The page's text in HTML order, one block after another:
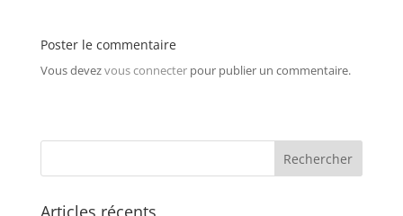
Poster le commentaire
Vous devezvous connecterpour publier un commentaire.
Articles récents